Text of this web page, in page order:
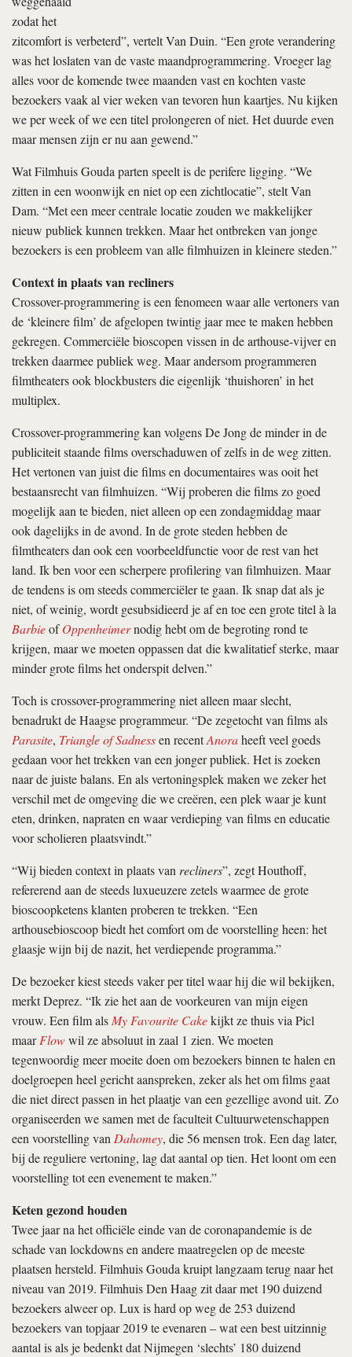
zodat het
zitcomfort is verbeterd”, vertelt Van Duin. “Een grote verandering
was het loslaten van de vaste maandprogrammering. Vroeger lag
alles voor de komende twee maanden vast en kochten vaste
bezoekers vaak al vier weken van tevoren hun kaartjes. Nu kijken
we per week of we een titel prolongeren of niet. Het duurde even
maar mensen zijn er nu aan gewend.”
Wat Filmhuis Gouda parten speelt is de perifere ligging. “We
zitten in een woonwijk en niet op een zichtlocatie”, stelt Van
Dam. “Met een meer centrale locatie zouden we makkelijker
nieuw publiek kunnen trekken. Maar het ontbreken van jonge
bezoekers is een probleem van alle filmhuizen in kleinere steden.”
Context in plaats van recliners
Crossover-programmering is een fenomeen waar alle vertoners van
de ‘kleinere film’ de afgelopen twintig jaar mee te maken hebben
gekregen. Commerciële bioscopen vissen in de arthouse-vijver en
trekken daarmee publiek weg. Maar andersom programmeren
filmtheaters ook blockbusters die eigenlijk ‘thuishoren’ in het
multiplex.
Crossover-programmering kan volgens De Jong de minder in de
publiciteit staande films overschaduwen of zelfs in de weg zitten.
Het vertonen van juist die films en documentaires was ooit het
bestaansrecht van filmhuizen. “Wij proberen die films zo goed
mogelijk aan te bieden, niet alleen op een zondagmiddag maar
ook dagelijks in de avond. In de grote steden hebben de
filmtheaters dan ook een voorbeeldfunctie voor de rest van het
land. Ik ben voor een scherpere profilering van filmhuizen. Maar
de tendens is om steeds commerciëler te gaan. Ik snap dat als je
niet, of weinig, wordt gesubsidieerd je af en toe een grote titel à la
BarbieofOppenheimernodig hebt om de begroting rond te
krijgen, maar we moeten oppassen dat die kwalitatief sterke, maar
minder grote films het onderspit delven.”
Toch is crossover-programmering niet alleen maar slecht,
benadrukt de Haagse programmeur. “De zegetocht van films als
Parasite, Triangle of Sadnessen recentAnoraheeft veel goeds
gedaan voor het trekken van een jonger publiek. Het is zoeken
naar de juiste balans. En als vertoningsplek maken we zeker het
verschil met de omgeving die we creëren, een plek waar je kunt
eten, drinken, napraten en waar verdieping van films en educatie
voor scholieren plaatsvindt.”
“Wij bieden context in plaats vanrecliners”, zegt Houthoff,
refererend aan de steeds luxueuzere zetels waarmee de grote
bioscoopketens klanten proberen te trekken. “Een
arthousebioscoop biedt het comfort om de voorstelling heen: het
glaasje wijn bij de nazit, het verdiepende programma.”
De bezoeker kiest steeds vaker per titel waar hij die wil bekijken,
merkt Deprez. “Ik zie het aan de voorkeuren van mijn eigen
vrouw. Een film alsMy Favourite Cakekijkt ze thuis via Picl
maarFlowwil ze absoluut in zaal 1 zien. We moeten
tegenwoordig meer moeite doen om bezoekers binnen te halen en
doelgroepen heel gericht aanspreken, zeker als het om films gaat
die niet direct passen in het plaatje van een gezellige avond uit. Zo
organiseerden we samen met de faculteit Cultuurwetenschappen
een voorstelling vanDahomey, die 56 mensen trok. Een dag later,
bij de reguliere vertoning, lag dat aantal op tien. Het loont om een
voorstelling tot een evenement te maken.”
Keten gezond houden
Twee jaar na het officiële einde van de coronapandemie is de
schade van lockdowns en andere maatregelen op de meeste
plaatsen hersteld. Filmhuis Gouda kruipt langzaam terug naar het
niveau van 2019. Filmhuis Den Haag zit daar met 190 duizend
bezoekers alweer op. Lux is hard op weg de 253 duizend
bezoekers van topjaar 2019 te evenaren – wat een best uitzinnig
aantal is als je bedenkt dat Nijmegen ‘slechts’ 180 duizend